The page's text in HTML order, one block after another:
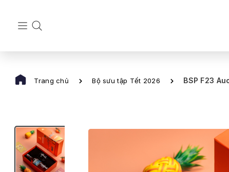
Trang chủ Bộ sưu tập Tết 2026 BSP F23